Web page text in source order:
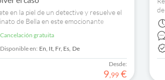
en la piel de un detective y resuelve el
de Bella en este emocionante
fantasmal. ¡Recoge pistas, interroga
sospechosos y descubre al asesino!
cancelación gratuita
Disponible en: En, It, Fr, Es, De
Desde:
9,99 €